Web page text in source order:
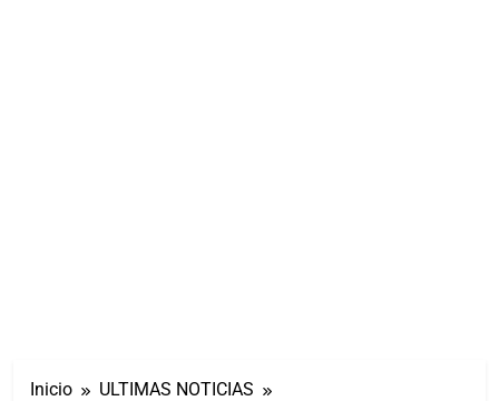
Inicio
ULTIMAS NOTICIAS